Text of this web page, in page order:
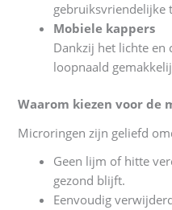
gebruiksvriendelijke
Mobiele kappers
Dankzij het lichte en
loopnaald
Waarom kiezen voor de
Microringen zijn geliefd
Geen lijm of hitte
gezond blijft.
Eenvoudig